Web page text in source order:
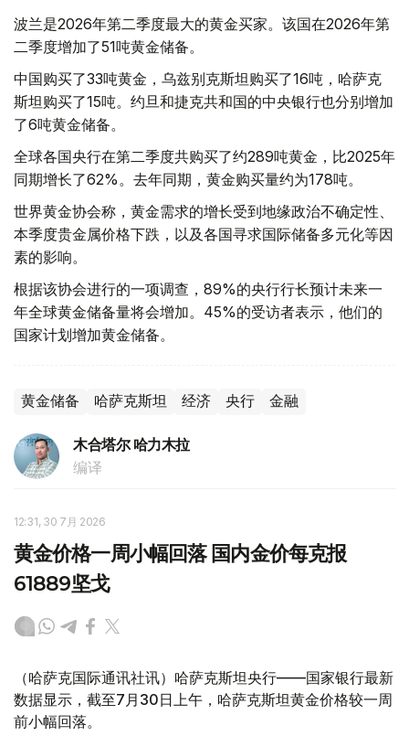
波兰是2026年第二季度最大的黄金买家。该国在2026年第
二季度增加了51吨黄金储备。
中国购买了33吨黄金，乌兹别克斯坦购买了16吨，哈萨克
斯坦购买了15吨。约旦和捷克共和国的中央银行也分别增加
了6吨黄金储备。
全球各国央行在第二季度共购买了约289吨黄金，比2025年
同期增长了62%。去年同期，黄金购买量约为178吨。
世界黄金协会称，黄金需求的增长受到地缘政治不确定性、
本季度贵金属价格下跌，以及各国寻求国际储备多元化等因
素的影响。
根据该协会进行的一项调查，89%的央行行长预计未来一
年全球黄金储备量将会增加。45%的受访者表示，他们的
国家计划增加黄金储备。
黄金储备 哈萨克斯坦 经济 央行 金融
木合塔尔 哈力木拉
编译
12:31, 30 7月 2026
黄金价格一周小幅回落 国内金价每克报
61889坚戈
（哈萨克国际通讯社讯）哈萨克斯坦央行——国家银行最新
数据显示，截至7月30日上午，哈萨克斯坦黄金价格较一周
前小幅回落。